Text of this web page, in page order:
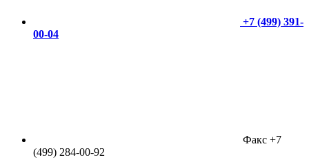
+7 (499) 391-
00-04
Факс +7
(499) 284-00-92